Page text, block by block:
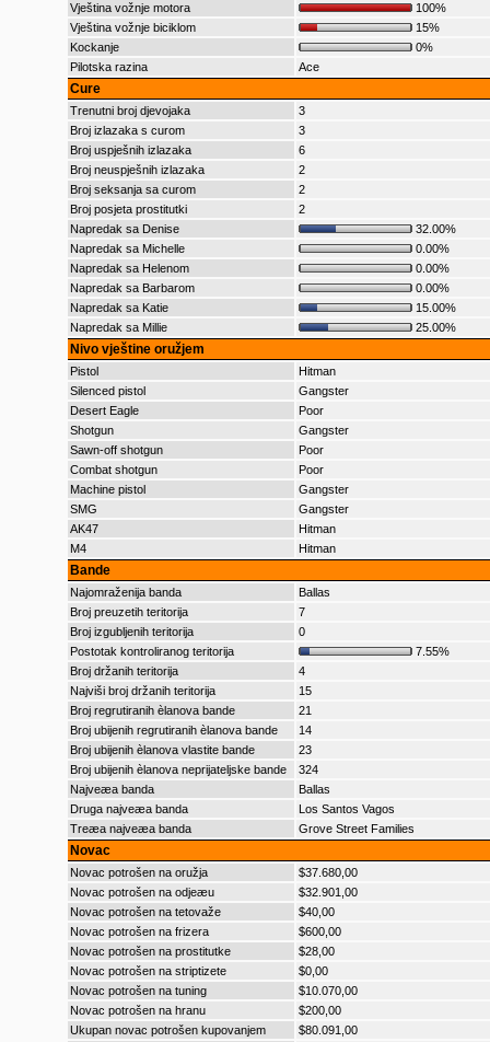
Vještina vožnje motora
100%
Vještina vožnje biciklom
15%
Kockanje
0%
Pilotska razina
Ace
Cure
Trenutni broj djevojaka
3
Broj izlazaka s curom
3
Broj uspješnih izlazaka
6
Broj neuspješnih izlazaka
2
Broj seksanja sa curom
2
Broj posjeta prostitutki
2
Napredak sa Denise
32.00%
Napredak sa Michelle
0.00%
Napredak sa Helenom
0.00%
Napredak sa Barbarom
0.00%
Napredak sa Katie
15.00%
Napredak sa Millie
25.00%
Nivo vještine oružjem
Pistol
Hitman
Silenced pistol
Gangster
Desert Eagle
Poor
Shotgun
Gangster
Sawn-off shotgun
Poor
Combat shotgun
Poor
Machine pistol
Gangster
SMG
Gangster
AK47
Hitman
M4
Hitman
Bande
Najomraženija banda
Ballas
Broj preuzetih teritorija
7
Broj izgubljenih teritorija
0
Postotak kontroliranog teritorija
7.55%
Broj držanih teritorija
4
Najviši broj držanih teritorija
15
Broj regrutiranih èlanova bande
21
Broj ubijenih regrutiranih èlanova bande
14
Broj ubijenih èlanova vlastite bande
23
Broj ubijenih èlanova neprijateljske bande
324
Najveæa banda
Ballas
Druga najveæa banda
Los Santos Vagos
Treæa najveæa banda
Grove Street Families
Novac
Novac potrošen na oružja
$37.680,00
Novac potrošen na odjeæu
$32.901,00
Novac potrošen na tetovaže
$40,00
Novac potrošen na frizera
$600,00
Novac potrošen na prostitutke
$28,00
Novac potrošen na striptizete
$0,00
Novac potrošen na tuning
$10.070,00
Novac potrošen na hranu
$200,00
Ukupan novac potrošen kupovanjem
$80.091,00